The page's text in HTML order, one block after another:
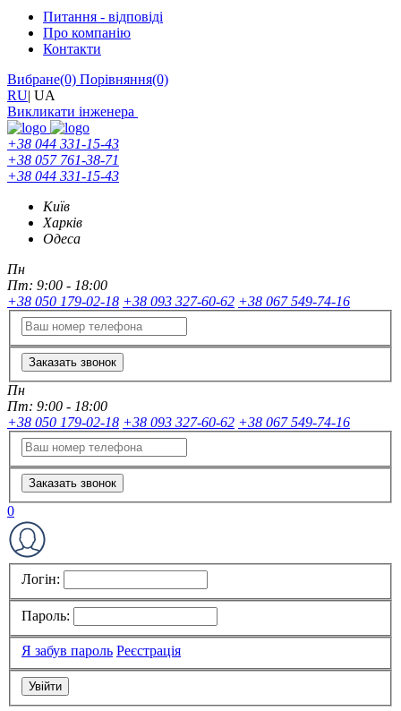
Питання - відповіді
Про компанію
Контакти
Вибране(0) Порівняння(0)
RU| UA
Викликати інженера
+38 044 331-15-43
+38 057 761-38-71
+38 044 331-15-43
Київ
Харків
Одеса
Пн
Пт: 9:00 - 18:00
+38 050 179-02-18 +38 093 327-60-62 +38 067 549-74-16
Заказать звонок
Пн
Пт: 9:00 - 18:00
+38 050 179-02-18 +38 093 327-60-62 +38 067 549-74-16
Заказать звонок
0
Логін:
Пароль:
Я забув пароль Реєстрація